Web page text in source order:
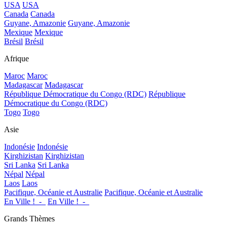
USA USA
Canada Canada
Guyane, Amazonie Guyane, Amazonie
Mexique Mexique
Brésil Brésil
Afrique
Maroc Maroc
Madagascar Madagascar
République Démocratique du Congo (RDC) République
Démocratique du Congo (RDC)
Togo Togo
Asie
Indonésie Indonésie
Kirghizistan Kirghizistan
Sri Lanka Sri Lanka
Népal Népal
Laos Laos
Pacifique, Océanie et Australie Pacifique, Océanie et Australie
En Ville !_-_
En Ville !_-_
Grands Thèmes